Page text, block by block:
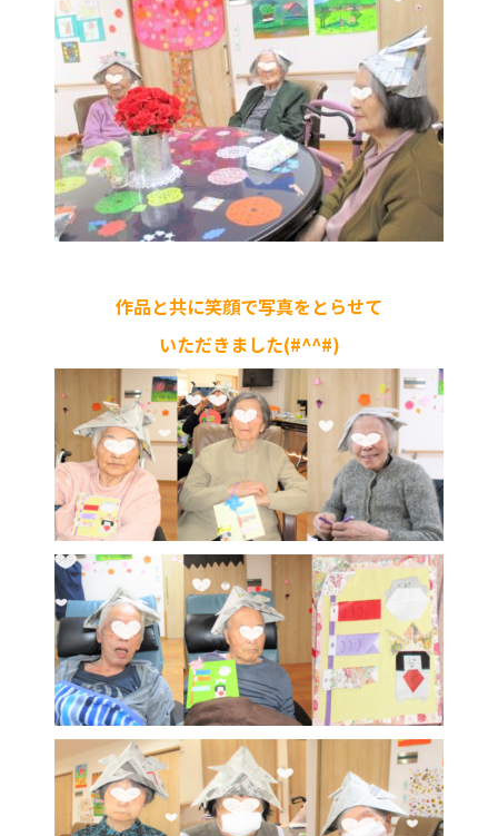
作品と共に笑顔で写真をとらせて
いただきました(#^^#)